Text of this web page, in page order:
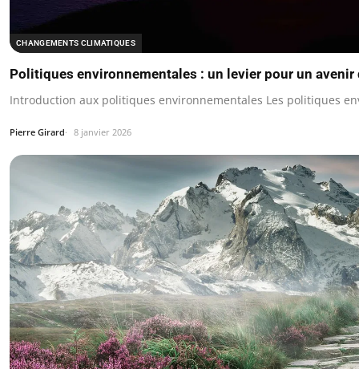
CHANGEMENTS CLIMATIQUES
Politiques environnementales : un levier pour un
Introduction aux politiques environnementales Les politiques
Pierre Girard 8 janvier 2026